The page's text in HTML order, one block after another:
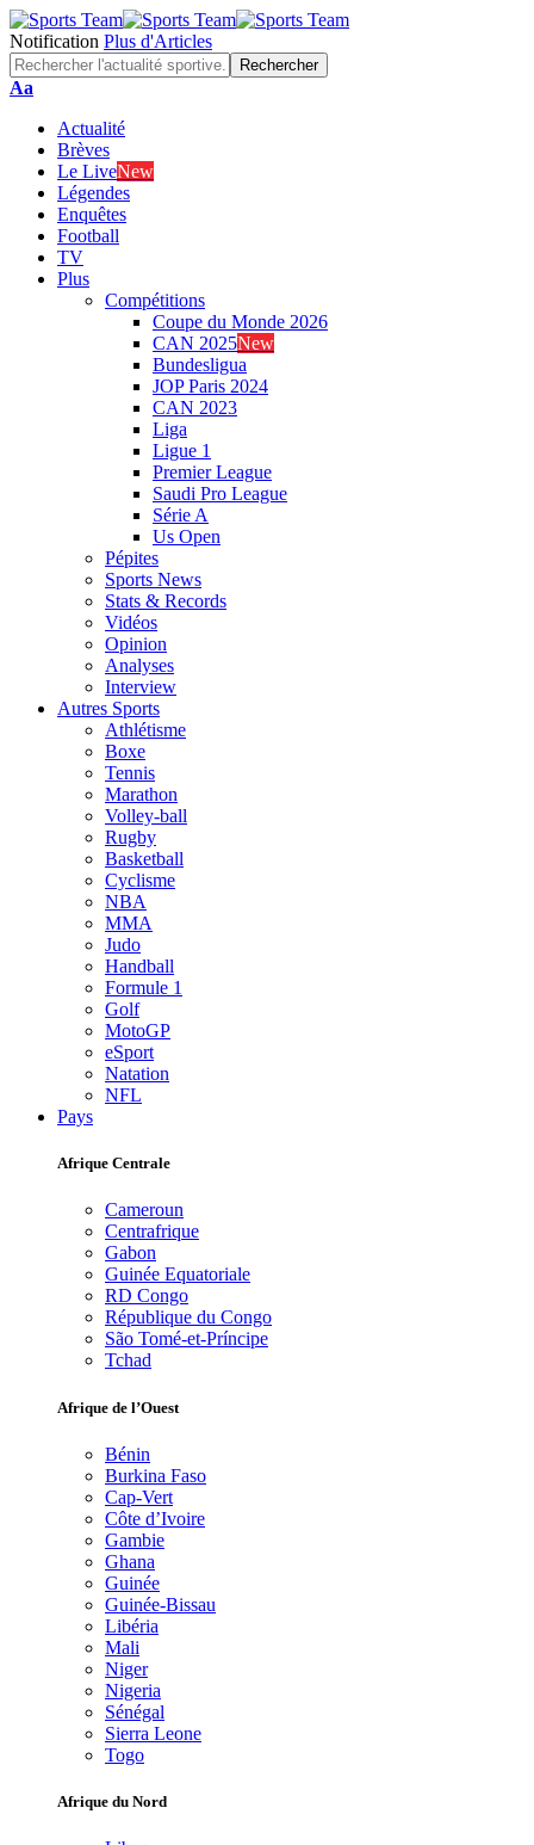
Notification Plus d'Articles
Font
Aa
Actualité
Brèves
Le LiveNew
Légendes
Enquêtes
Football
TV
Plus
Compétitions
Coupe du Monde 2026
CAN 2025New
Bundesligua
JOP Paris 2024
CAN 2023
Liga
Ligue 1
Premier League
Saudi Pro League
Série A
Us Open
Pépites
Sports News
Stats & Records
Vidéos
Opinion
Analyses
Interview
Autres Sports
Athlétisme
Boxe
Tennis
Marathon
Volley-ball
Rugby
Basketball
Cyclisme
NBA
MMA
Judo
Handball
Formule 1
Golf
MotoGP
eSport
Natation
NFL
Pays
Afrique Centrale
Cameroun
Centrafrique
Gabon
Guinée Equatoriale
RD Congo
République du Congo
São Tomé-et-Príncipe
Tchad
Afrique de l’Ouest
Bénin
Burkina Faso
Cap-Vert
Côte d’Ivoire
Gambie
Ghana
Guinée
Guinée-Bissau
Libéria
Mali
Niger
Nigeria
Sénégal
Sierra Leone
Togo
Afrique du Nord